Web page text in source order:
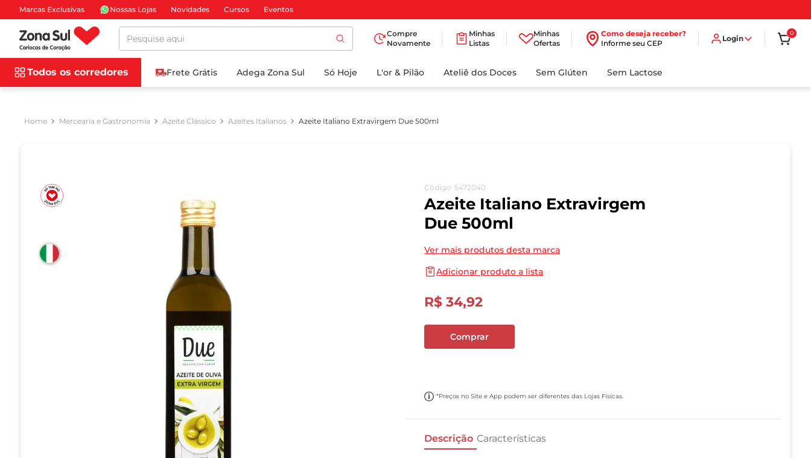
Marcas Exclusivas Nossas Lojas Novidades Cursos Eventos
Pesquise aqui
Compre
Novamente
Minhas
Listas
Minhas
Ofertas
Como deseja receber?
Informe seu CEP
Login
0
Todos os corredores Frete Grátis Adega Zona Sul Só Hoje L'or & Pilão Ateliê dos Doces Sem Glúten Sem Lactose
Mercearia e Gastronomia Azeite Clássico Azeites Italianos Azeite Italiano Extravirgem Due 500ml
Código: 5472040
Azeite Italiano Extravirgem
Due 500ml
Ver mais produtos desta marca
Adicionar produto a lista
R$ 34,92
Comprar
*Preços no Site e App podem ser diferentes das Lojas Físicas.
Descrição Características
BUSCADOS